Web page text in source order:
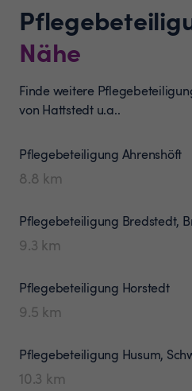
Nähe
Finde weitere
von Hattstedt u.a..
Pflegebeteiligung Ahrenshöft
8.8 km
Pflegebeteiligung Bredstedt,
9.3 km
Pflegebeteiligung Horstedt
9.5 km
Pflegebeteiligung Husum,
10.3 km